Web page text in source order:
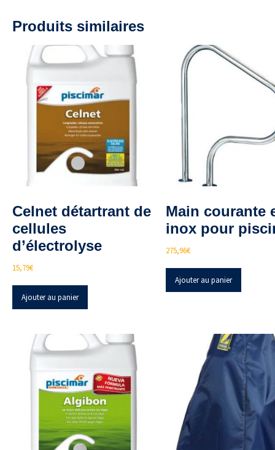
Produits similaires
Celnet détartrant de
cellules
d’électrolyse
15,79€
Ajouter au panier
Main courante
inox pour
275,96€
Ajouter au panier